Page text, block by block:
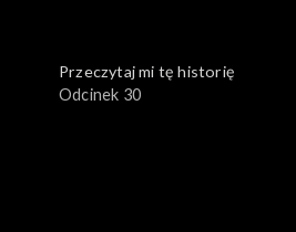
Przeczytaj mi tę historię
Odcinek 30